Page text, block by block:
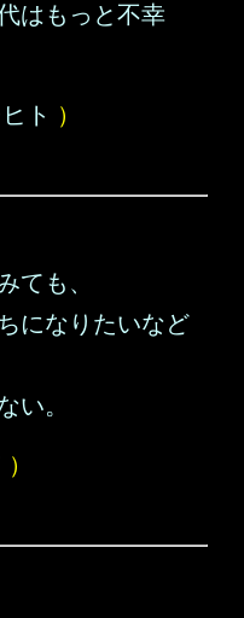
はもっと不幸
ト ）
ても、
になりたいなど
い。
）